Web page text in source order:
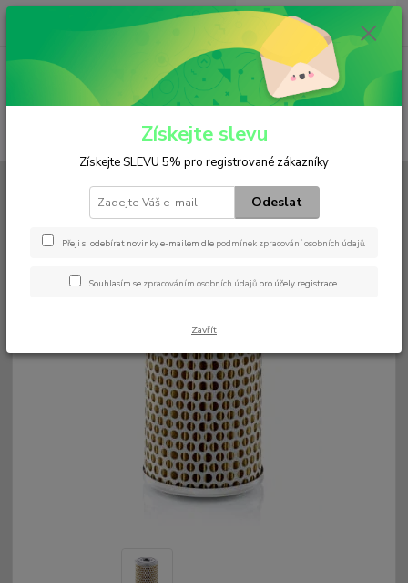
(Po-Pá, 6:30-15 hod.)
ks
0 Kč
Získejte slevu
Získejte SLEVU 5% pro registrované zákazníky
Odeslat
Přeji si odebírat novinky e-mailem dle podmínek zpracování osobních údajů.
Souhlasím se zpracováním osobních údajů pro účely registrace.
Zavřít